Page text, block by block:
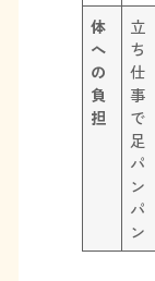
体
へ
の
負
担
立
ち
仕
事
で
足
パ
ン
パ
ン